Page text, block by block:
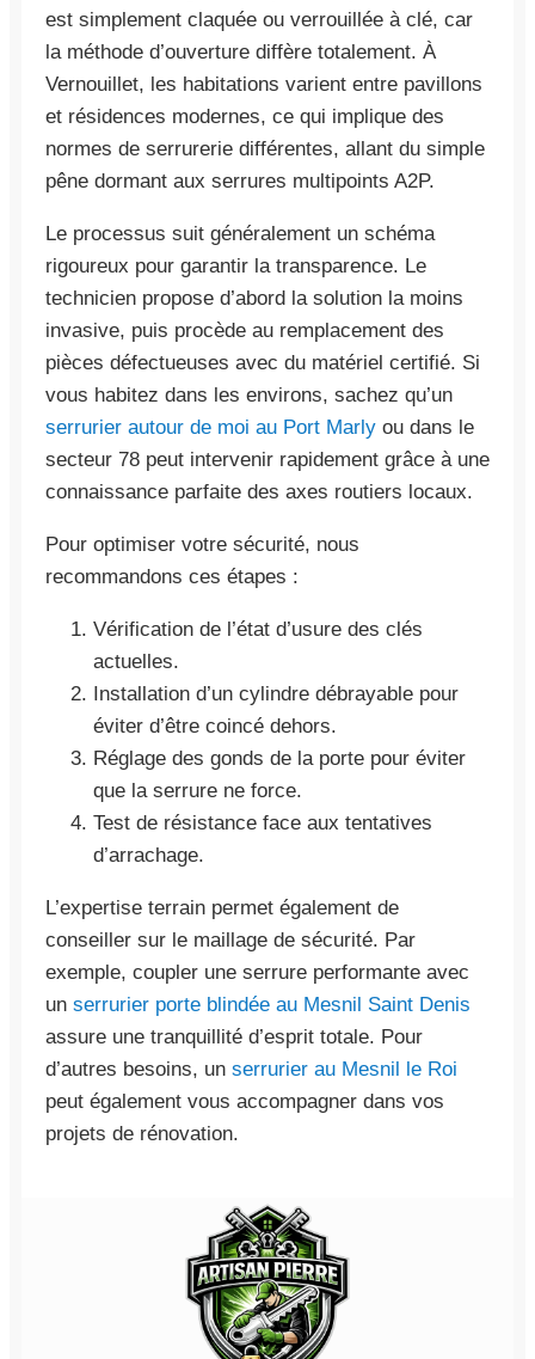
est simplement claquée ou verrouillée à clé, car
la méthode d’ouverture diffère totalement. À
Vernouillet, les habitations varient entre pavillons
et résidences modernes, ce qui implique des
normes de serrurerie différentes, allant du simple
pêne dormant aux serrures multipoints A2P.
Le processus suit généralement un schéma
rigoureux pour garantir la transparence. Le
technicien propose d’abord la solution la moins
invasive, puis procède au remplacement des
pièces défectueuses avec du matériel certifié. Si
vous habitez dans les environs, sachez qu’un
serrurier autour de moi au Port Marly ou dans le
secteur 78 peut intervenir rapidement grâce à une
connaissance parfaite des axes routiers locaux.
Pour optimiser votre sécurité, nous
recommandons ces étapes :
Vérification de l’état d’usure des clés
actuelles.
Installation d’un cylindre débrayable pour
éviter d’être coincé dehors.
Réglage des gonds de la porte pour éviter
que la serrure ne force.
Test de résistance face aux tentatives
d’arrachage.
L’expertise terrain permet également de
conseiller sur le maillage de sécurité. Par
exemple, coupler une serrure performante avec
un serrurier porte blindée au Mesnil Saint Denis
assure une tranquillité d’esprit totale. Pour
d’autres besoins, un serrurier au Mesnil le Roi
peut également vous accompagner dans vos
projets de rénovation.